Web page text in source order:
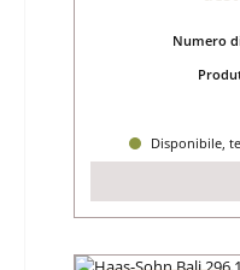
Numero
Disponibile,